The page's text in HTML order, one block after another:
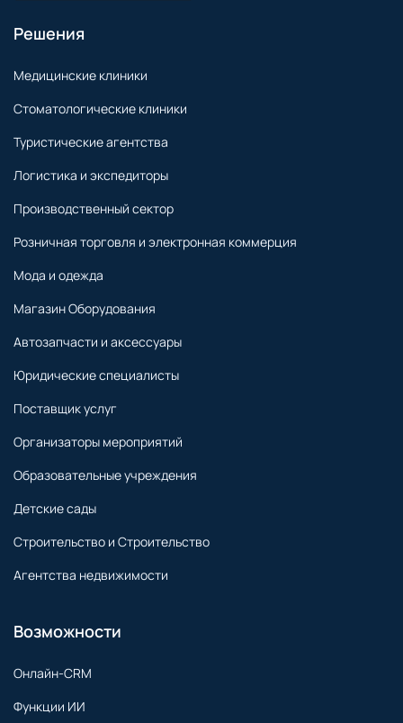
Решения
Медицинские клиники
Стоматологические клиники
Туристические агентства
Логистика и экспедиторы
Производственный сектор
Розничная торговля и электронная коммерция
Мода и одежда
Магазин Оборудования
Автозапчасти и аксессуары
Юридические специалисты
Поставщик услуг
Организаторы мероприятий
Образовательные учреждения
Детские сады
Строительство и Строительство
Агентства недвижимости
Возможности
Онлайн-CRM
Функции ИИ